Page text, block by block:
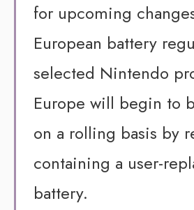
for upcoming
European battery
selected Nintendo
Europe will begin to
on a rolling basis by
containing a user-
battery.